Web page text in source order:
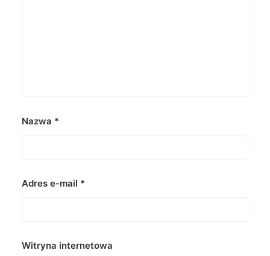
Nazwa *
Adres e-mail *
Witryna internetowa